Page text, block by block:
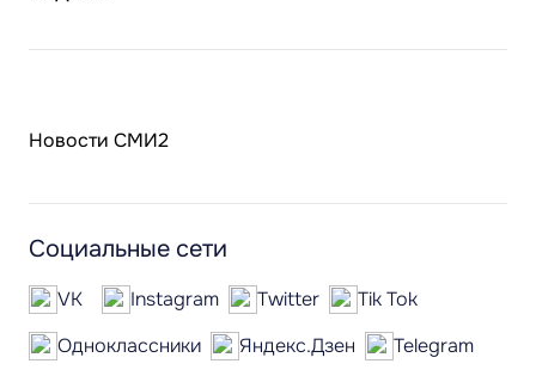
Новости СМИ2
Социальные сети
VK Instagram Twitter
Tik Tok
Одноклассники
Яндекс.Дзен
Telegram